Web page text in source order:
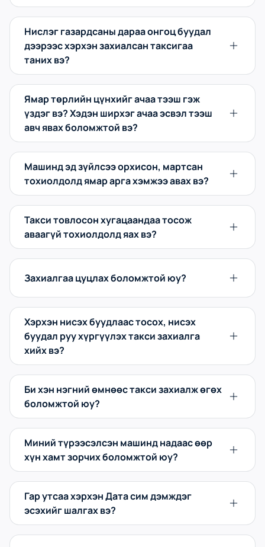
Нислэг газардсаны дараа онгоц буудал
дээрээс хэрхэн захиалсан таксигаа
таних вэ?
Ямар төрлийн цүнхийг ачаа тээш гэж
үздэг вэ? Хэдэн ширхэг ачаа эсвэл тээш
авч явах боломжтой вэ?
Машинд эд зүйлсээ орхисон, мартсан
тохиолдолд ямар арга хэмжээ авах вэ?
Такси товлосон хугацаандаа тосож
аваагүй тохиолдолд яах вэ?
Захиалгаа цуцлах боломжтой юу?
Хэрхэн нисэх буудлаас тосох, нисэх
буудал руу хүргүүлэх такси захиалга
хийх вэ?
Би хэн нэгний өмнөөс такси захиалж өгөх
боломжтой юу?
Миний түрээсэлсэн машинд надаас өөр
хүн хамт зорчих боломжтой юу?
Гар утсаа хэрхэн Дата сим дэмждэг
эсэхийг шалгах вэ?